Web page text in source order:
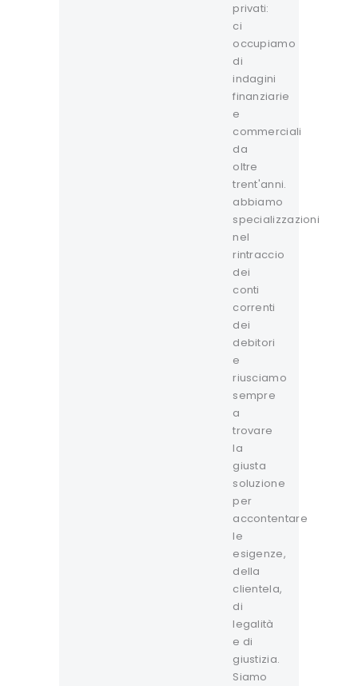
privati:
ci
occupiamo
di
indagini
finanziarie
e
commerciali
da
oltre
trent'anni.
abbiamo
specializzazioni
nel
rintraccio
dei
conti
correnti
dei
debitori
e
riusciamo
sempre
a
trovare
la
giusta
soluzione
per
accontentare
le
esigenze,
della
clientela,
di
legalità
e di
giustizia.
Siamo